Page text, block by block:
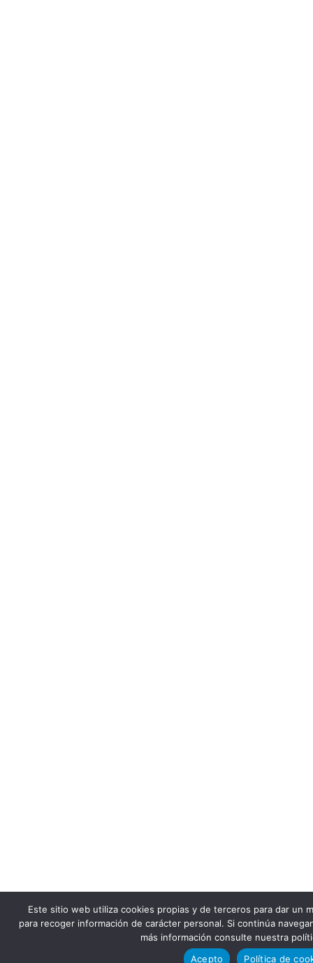
Este sitio web utiliza cookies propias y de terceros para dar un
para recoger información de carácter personal. Si continúa
más información consulte nuestra
Acepto
Política de